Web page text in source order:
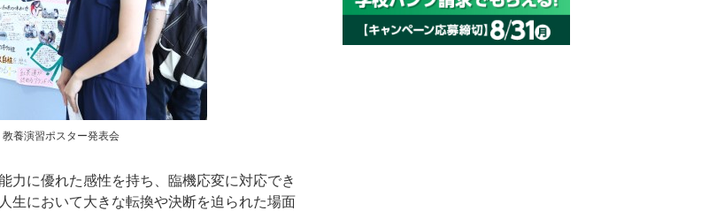
養演習ポスター発表会
力に優れた感性を持ち、臨機応変に対応でき
生において大きな転換や決断を迫られた場面